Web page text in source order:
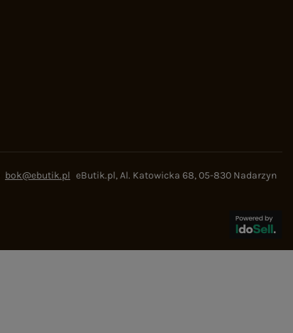
bok@ebutik.pl eButik.pl,Al. Katowicka 68,05-830 Nadarzyn